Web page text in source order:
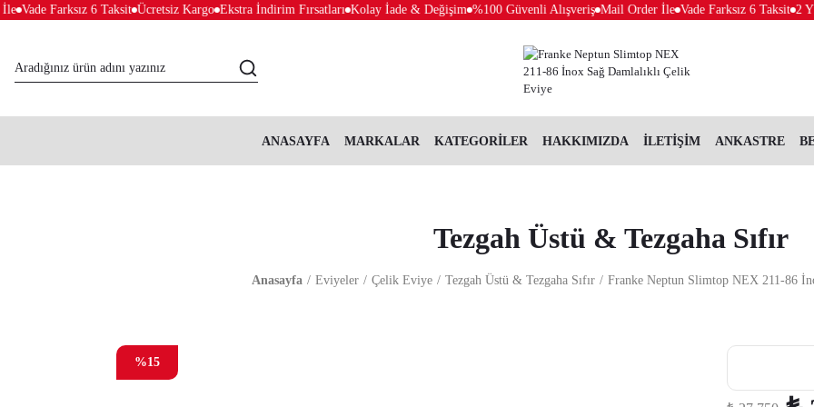
Vade Farksız 6 Taksit Ücretsiz Kargo Ekstra İndirim Fırsatları Kolay İade & Değişim %100 Güvenli Alışveriş Mail Order İle Vade Farksız 6 Taksit 2 Yıl
ANASAYFA MARKALAR KATEGORİLER HAKKIMIZDA İLETİŞİM ANKASTRE
Tezgah Üstü & Tezgaha Sıfır
Anasayfa Eviyeler Çelik Eviye Tezgah Üstü & Tezgaha Sıfır Franke Neptun Slimtop NEX 211-86
%15